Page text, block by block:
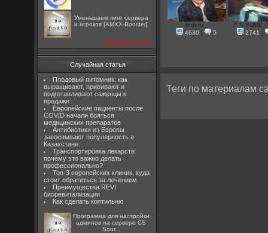
Уменьшаем пинг сервера
и игроков [AMXX-Booster]
посмотреть все
Случайная статья
Плодовый питомник: как
выращивают, прививают и
подготавливают саженцы к
продаже
Европейские пациенты после
COVID начали бояться
медицинских препаратов
Антибиотики из Европы
завоевывают популярность в
Казахстане
Транспортировка лекарств:
почему это важно делать
профессионально?
Топ-3 европейских клиник, куда
стоит обратиться за лечением
Преимущества REVI
биоревитализации
Как сделать коптильню
Программа для настройки
админов на сервере CS
Sour...
Indefix_
4630
| 5
(*.*) YUME
2741
|
Теги по материалам